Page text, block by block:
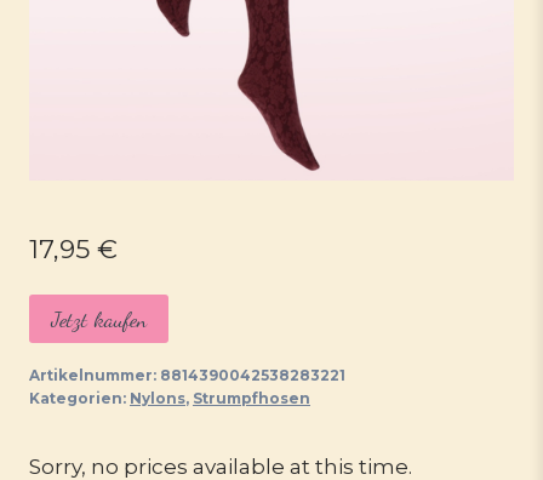
17,95 €
Jetzt kaufen
Artikelnummer: 8814390042538283221
Kategorien: Nylons, Strumpfhosen
Sorry, no prices available at this time.